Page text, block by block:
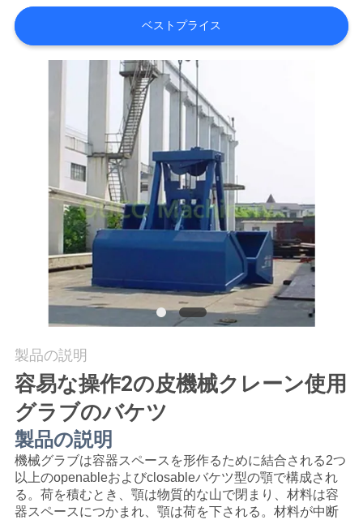
た
ア
ー
品
質
管
ベストプライス
製品の説明
容易な操作2の皮機械クレーン使用
グラブのバケツ
製品の説明
機械グラブは容器スペースを形作るために結合される2つ
以上のopenableおよびclosableバケツ型の顎で構成され
る。荷を積むとき、顎は物質的な山で閉まり、材料は容
器スペースにつかまれ、顎は荷を下される。材料が中断